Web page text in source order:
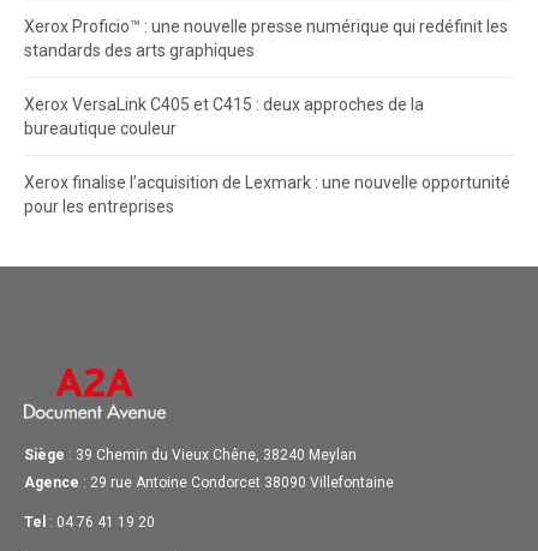
Xerox Proficio™ : une nouvelle presse numérique qui redéfinit les
standards des arts graphiques
Xerox VersaLink C405 et C415 : deux approches de la
bureautique couleur
Xerox finalise l’acquisition de Lexmark : une nouvelle opportunité
pour les entreprises
Siège : 39 Chemin du Vieux Chêne, 38240 Meylan
Agence : 29 rue Antoine Condorcet 38090 Villefontaine
Tel : 04 76 41 19 20